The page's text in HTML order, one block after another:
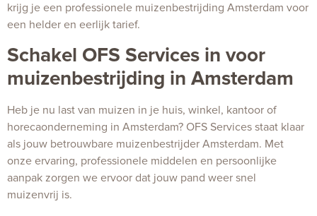
krijg je een professionele muizenbestrijding Amsterdam voor
een helder en eerlijk tarief.
Schakel OFS Services in voor
muizenbestrijding in Amsterdam
Heb je nu last van muizen in je huis, winkel, kantoor of
horecaonderneming in Amsterdam? OFS Services staat klaar
als jouw betrouwbare muizenbestrijder Amsterdam. Met
onze ervaring, professionele middelen en persoonlijke
aanpak zorgen we ervoor dat jouw pand weer snel
muizenvrij is.